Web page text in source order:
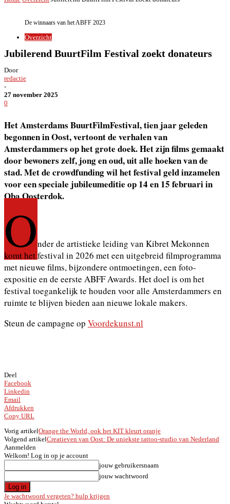
De winnaars van het ABFF 2023
Overzicht
Jubilerend BuurtFilm Festival zoekt donateurs
Door
redactie
-
27 november 2025
0
Het Amsterdams BuurtFilmFestival, tien jaar geleden
begonnen in Oost, vertoont de verhalen van
Amsterdammers op het grote doek. Het zijn films gemaakt
door bewoners zelf, jong en oud, uit alle hoeken van de
stad. Met de crowdfunding wil het festival geld inzamelen
voor een speciale jubileumeditie op 14 en 15 februari in
Oba Oosterdok.
Onder de artistieke leiding van Kibret Mekonnen
komt het festival in 2026 met een uitgebreid filmprogramma
met nieuwe films, bijzondere ontmoetingen, een foto-
expositie en de eerste ABFF Awards. Het doel is om het
festival toegankelijk te houden voor alle Amsterdammers en
ruimte te blijven bieden aan nieuwe lokale makers.
Steun de campagne op Voordekunst.nl
Deel
Facebook
Linkedin
Email
Afdrukken
Copy URL
Vorig artikelOrange the World, ook het KIT kleurt oranje
Volgend artikelCreatieven van Oost: De uniekste tattoo-studio van Nederland
Aanmelden
Welkom! Log in op je account
jouw gebruikersnaam
jouw wachtwoord
Je wachtwoord vergeten? hulp krijgen